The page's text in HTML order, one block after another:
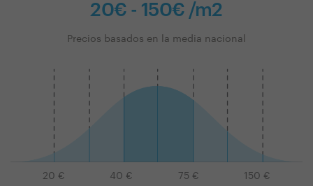
20€ - 150€ /m2
Precios basados en la media nacional
20 € 40 € 75 € 150 €